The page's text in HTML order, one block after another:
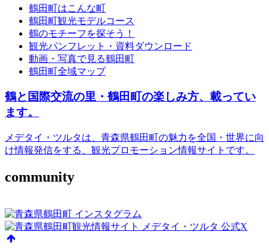
鶴田町はこんな町
鶴田町観光モデルコース
鶴のモチーフを探そう！
観光パンフレット・資料ダウンロード
動画・写真で見る鶴田町
鶴田町全域マップ
鶴と国際交流の里・鶴田町の楽しみ方、載ってい
ます。
メデタイ・ツルタは、青森県鶴田町の魅力を全国・世界に向
け情報発信をする、観光プロモーション情報サイトです。
community